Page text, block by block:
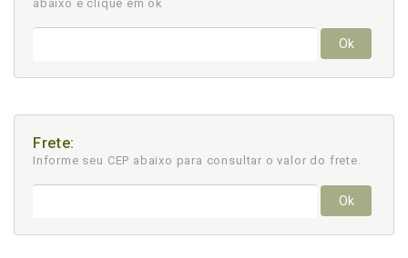
abaixo e clique em ok
Ok
Frete:
Informe seu CEP abaixo para consultar o valor do frete.
Ok